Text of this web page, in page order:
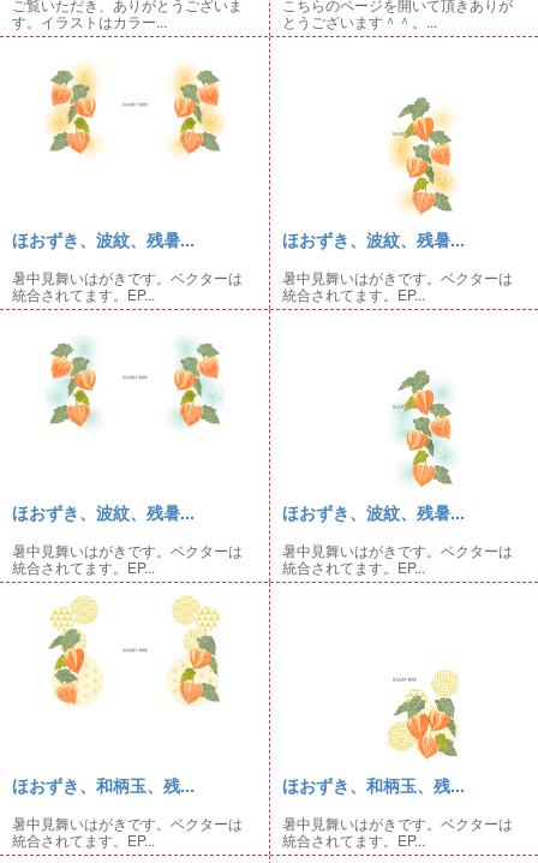
ご覧いただき、ありがとうございま
す。イラストはカラー...
こちらのページを開いて頂きありが
とうございます＾＾。...
ほおずき、波紋、残暑...
暑中見舞いはがきです。ベクターは
統合されてます。EP...
ほおずき、波紋、残暑...
暑中見舞いはがきです。ベクターは
統合されてます。EP...
ほおずき、波紋、残暑...
暑中見舞いはがきです。ベクターは
統合されてます。EP...
ほおずき、波紋、残暑...
暑中見舞いはがきです。ベクターは
統合されてます。EP...
ほおずき、和柄玉、残...
暑中見舞いはがきです。ベクターは
統合されてます。EP...
ほおずき、和柄玉、残...
暑中見舞いはがきです。ベクターは
統合されてます。EP...